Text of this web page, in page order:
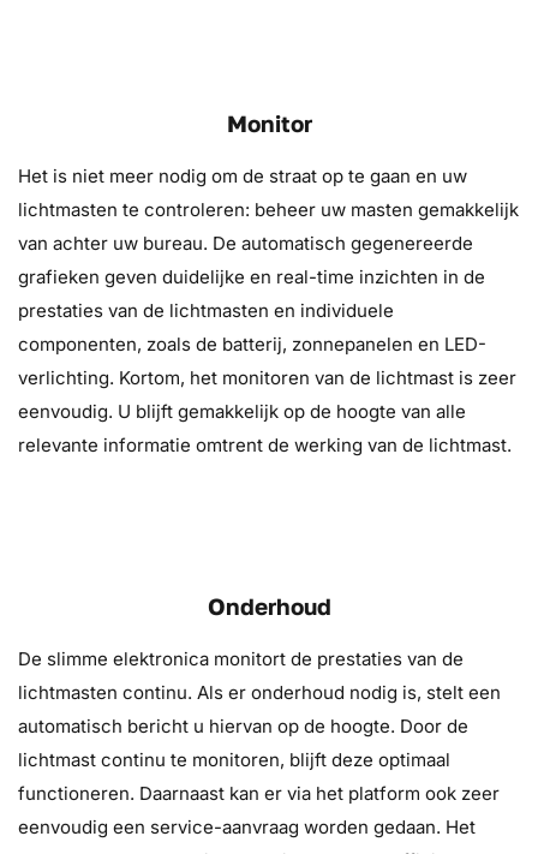
Monitor
Het is niet meer nodig om de straat op te gaan en uw
lichtmasten te controleren: beheer uw masten gemakkelijk
van achter uw bureau. De automatisch gegenereerde
grafieken geven duidelijke en real-time inzichten in de
prestaties van de lichtmasten en individuele
componenten, zoals de batterij, zonnepanelen en LED-
verlichting. Kortom, het monitoren van de lichtmast is zeer
eenvoudig. U blijft gemakkelijk op de hoogte van alle
relevante informatie omtrent de werking van de lichtmast.
Onderhoud
De slimme elektronica monitort de prestaties van de
lichtmasten continu. Als er onderhoud nodig is, stelt een
automatisch bericht u hiervan op de hoogte. Door de
lichtmast continu te monitoren, blijft deze optimaal
functioneren. Daarnaast kan er via het platform ook zeer
eenvoudig een service-aanvraag worden gedaan. Het